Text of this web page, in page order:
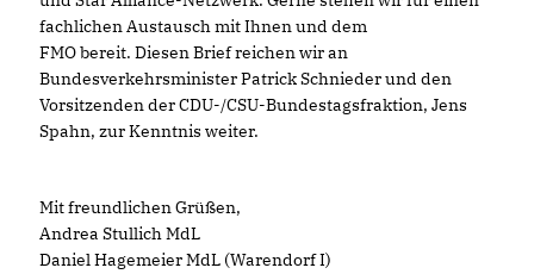
fachlichen Austausch mit Ihnen und dem
FMO bereit. Diesen Brief reichen wir an
Bundesverkehrsminister Patrick Schnieder und den
Vorsitzenden der CDU-/CSU-Bundestagsfraktion, Jens
Spahn, zur Kenntnis weiter.
Mit freundlichen Grüßen,
Andrea Stullich MdL
Daniel Hagemeier MdL (Warendorf I)